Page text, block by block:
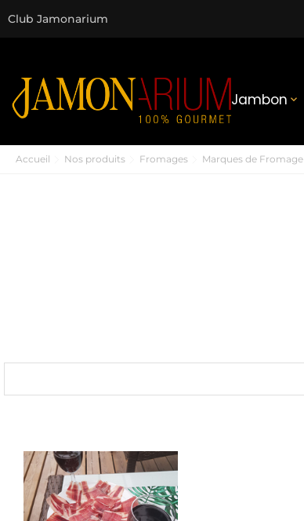
Club Jamonarium
Jambon 
Accueil Nos produits Fromages Marques de Fromage